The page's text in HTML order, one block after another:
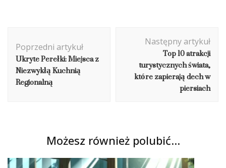
wpisu
Poprzedni artykuł
Ukryte Perełki: Miejsca z
Niezwykłą Kuchnią
Regionalną
Następny artykuł
Top 10 atrakcji
turystycznych świata,
które zapierają dech w
piersiach
Możesz również polubić…